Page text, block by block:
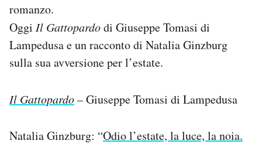
romanzo.
Oggi Il Gattopardodi Giuseppe Tomasi di
Lampedusa e un racconto di Natalia Ginzburg
sulla sua avversione per l’estate.
Il Gattopardo– Giuseppe Tomasi di Lampedusa
Natalia Ginzburg: “Odio l’estate, la luce, la noia.